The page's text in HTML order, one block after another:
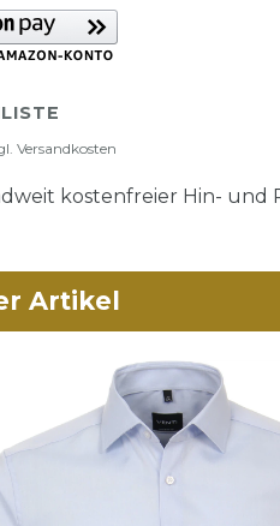
Versandkosten
kostenfreier Hin- und
Artikel